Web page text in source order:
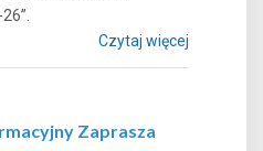
26”.
Czytaj więcej
Zaprasza